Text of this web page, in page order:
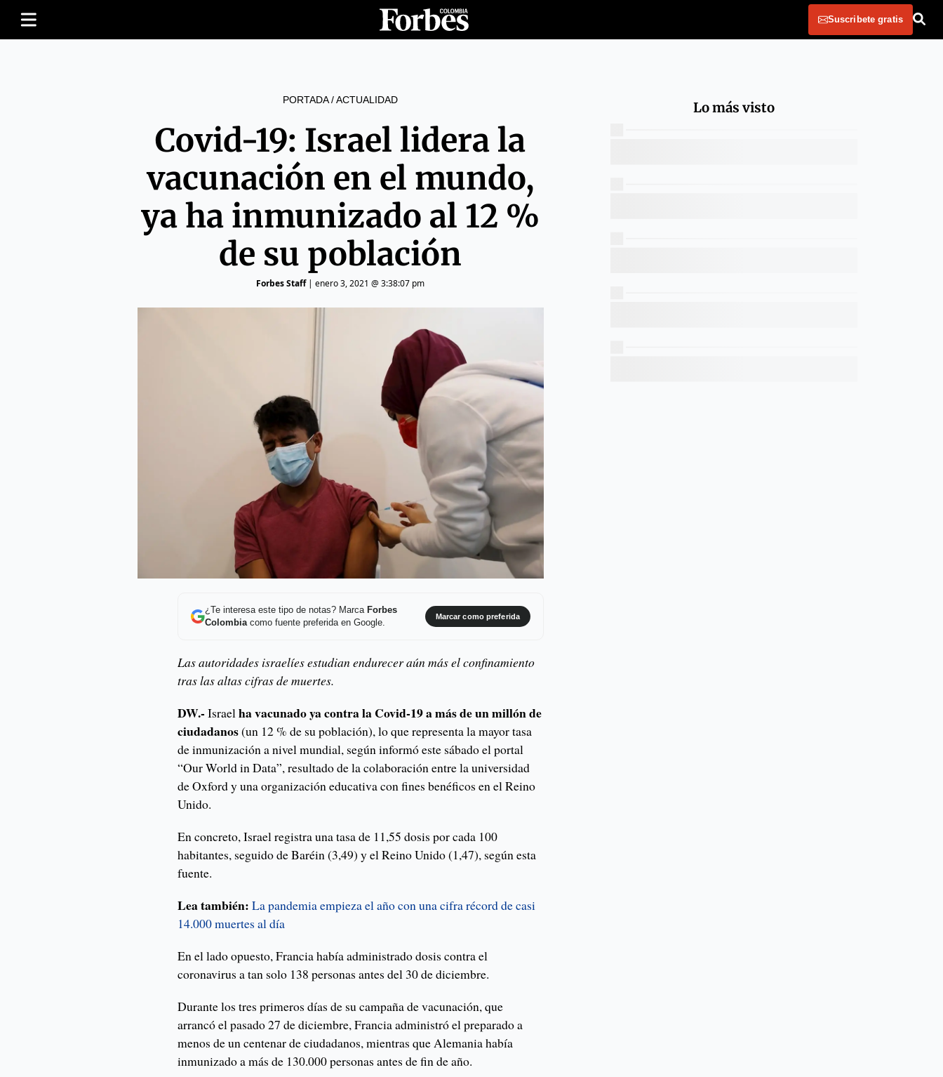
Suscribete gratis
PORTADA/ACTUALIDAD
Covid-19: Israel lidera la
vacunación en el mundo,
ya ha inmunizado al 12 %
de su población
Forbes Staff| enero 3, 2021 @ 3:38:07 pm
¿Te interesa este tipo de notas? Marca Forbes
Colombiacomo fuente preferida en Google.
Marcar como preferida
Las autoridades israelíes estudian endurecer aún más el confinamiento
tras las altas cifras de muertes.
DW.- Israelha vacunado ya contra la Covid-19 a más de un millón de
ciudadanos(un 12 % de su población), lo que representa la mayor tasa
de inmunización a nivel mundial, según informó este sábado el portal
“Our World in Data”, resultado de la colaboración entre la universidad
de Oxford y una organización educativa con fines benéficos en el Reino
Unido.
En concreto, Israel registra una tasa de 11,55 dosis por cada 100
habitantes, seguido de Baréin (3,49) y el Reino Unido (1,47), según esta
fuente.
Lea también: La pandemia empieza el año con una cifra récord de casi
14.000 muertes al día
En el lado opuesto, Francia había administrado dosis contra el
coronavirus a tan solo 138 personas antes del 30 de diciembre.
Durante los tres primeros días de su campaña de vacunación, que
arrancó el pasado 27 de diciembre, Francia administró el preparado a
menos de un centenar de ciudadanos, mientras que Alemania había
inmunizado a más de 130.000 personas antes de fin de año.
Lo más visto